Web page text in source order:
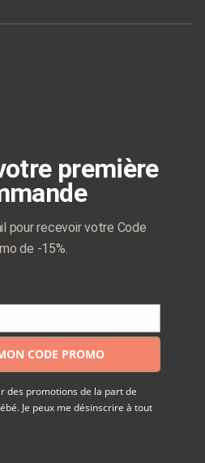
première
pour recevoir votre Code
de -15%.
CODE PROMO
des promotions de la part de
Je peux me désinscrire à tout